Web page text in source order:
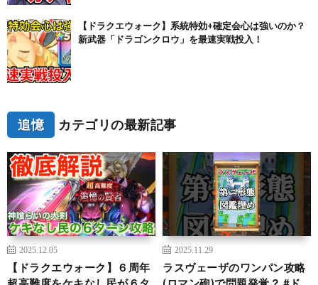
【ドラクエウォーク】系統特効+確定会心は強いのか？
新武器「ドラゴンクロウ」を最速実戦投入！
追憶 カテゴリの最新記事
2025.12.05
【ドラクエウォーク】６周年
2025.11.29
ラスヴェーザのワンパン攻略